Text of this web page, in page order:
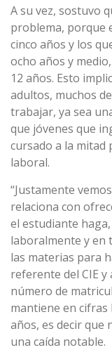
A su vez, sostuvo
problema, porque
cinco años y los
ocho años y
12 años. Esto
adultos, muchos
trabajar, ya sea
que jóvenes que
cursado a la mitad
laboral.
“Justamente
relaciona con
el estudiante
laboralmente y en
las materias para
referente del CIE
número de
mantiene en
años, es decir que
una caída notable.